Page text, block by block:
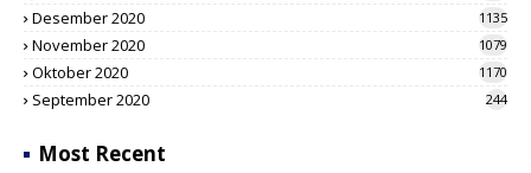
Desember 2020 1135
November 2020 1079
Oktober 2020 1170
September 2020 244
Most Recent